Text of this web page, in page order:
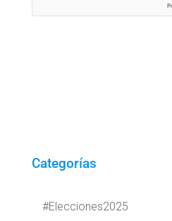
Categorías
#Elecciones2025